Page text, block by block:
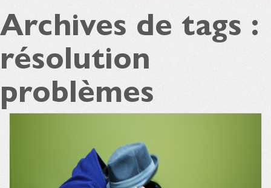
Archives de tags :
résolution
problèmes